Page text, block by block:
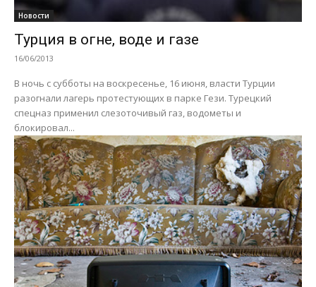
Новости
Турция в огне, воде и газе
16/06/2013
В ночь с субботы на воскресенье, 16 июня, власти Турции
разогнали лагерь протестующих в парке Гези. Турецкий
спецназ применил слезоточивый газ, водометы и
блокировал...